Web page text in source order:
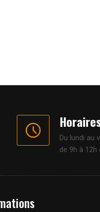
Du lundi au
de 9h à 12h